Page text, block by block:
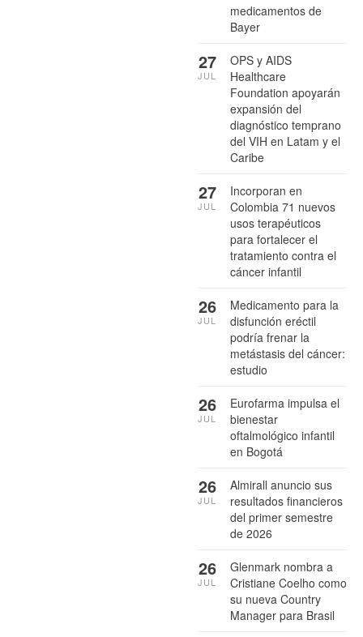
medicamentos de
Bayer
OPS y AIDS
Healthcare
Foundation apoyarán
expansión del
diagnóstico temprano
del VIH en Latam y el
Caribe
27
JUL
Incorporan en
Colombia 71 nuevos
usos terapéuticos
para fortalecer el
tratamiento contra el
cáncer infantil
27
JUL
Medicamento para la
disfunción eréctil
podría frenar la
metástasis del cáncer:
estudio
26
JUL
Eurofarma impulsa el
bienestar
oftalmológico infantil
en Bogotá
26
JUL
Almirall anuncio sus
resultados financieros
del primer semestre
de 2026
26
JUL
Glenmark nombra a
Cristiane Coelho como
su nueva Country
Manager para Brasil
26
JUL